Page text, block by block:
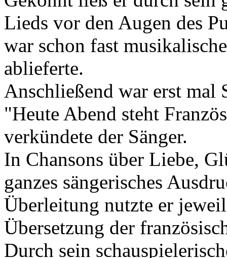
Lieds vor den Augen des
war schon fast
ablieferte.
Anschließend war erst mal
"Heute Abend steht
verkündete der Sänger.
In Chansons über Liebe,
ganzes sängerisches
Überleitung nutzte er
Übersetzung der
Durch sein